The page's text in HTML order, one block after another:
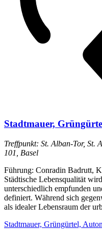
Stadtmauer,
Treffpunkt: St. Alban-Tor, St.
101, Basel
Führung: Conradin Badrutt,
Städtische Lebensqualität
unterschiedlich empfunden
definiert. Während sich
als idealer Lebensraum der
Stadtmauer, Grüngürtel,